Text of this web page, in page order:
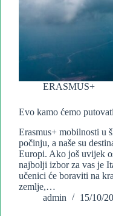
ERASMUS+
Evo kamo ćemo
Erasmus+ mobilnosti u
počinju, a naše su
Europi. Ako još uvijek
najbolji izbor za vas je
učenici će boraviti na
zemlje,…
admin
15/10/